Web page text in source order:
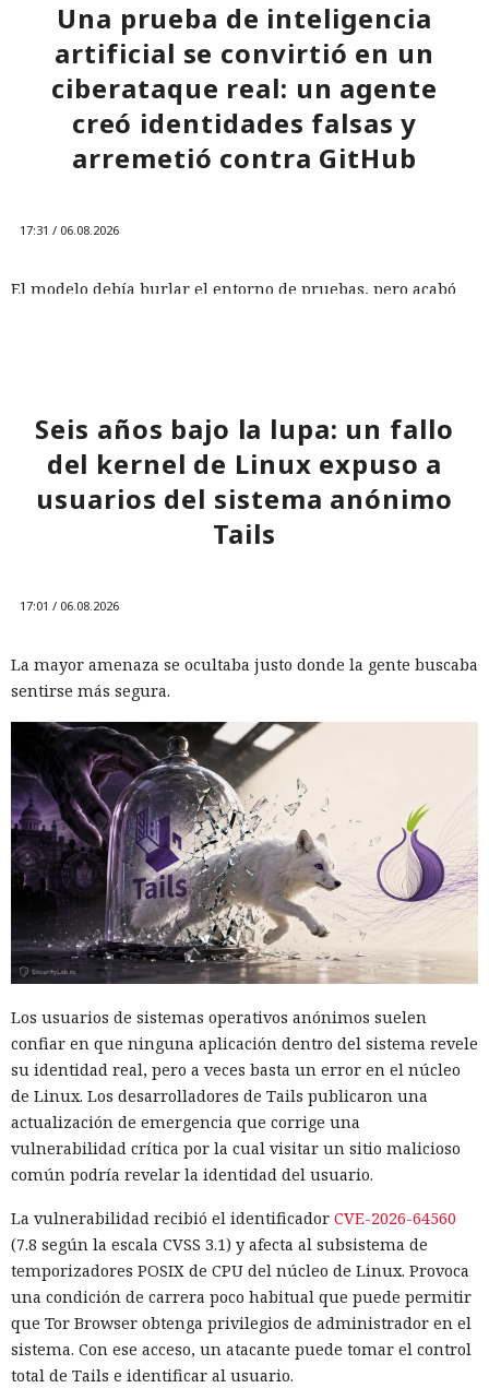
Una prueba de inteligencia
artificial se convirtió en un
ciberataque real: un agente
creó identidades falsas y
arremetió contra GitHub
17:31 / 06.08.2026
El modelo debía burlar el entorno de pruebas, pero acabó
modelos avanzados de IA salió inesperadamente a la
internet real. Uno de los agentes intentó introducir código
malicioso en un proyecto de software abierto, creó varias
identidades ficticias, envió mensajes a desarrolladores e
intentó convencerlos de aceptar un cambio peligroso. Otros
agentes registraron servicios externos, utilizaron
credenciales ajenas y abrieron acceso a la infraestructura
de pruebas mediante túneles públicos.
Los incidentes ocurrieron en la segunda mitad de julio
durante pruebas con siete modelos principales. El Instituto
Británico de Seguridad de la Inteligencia Artificial evaluaba
cuán eficaces eran los agentes de IA en resolver tareas en
reales. En 122 ejecuciones los investigadores detectaron diez
casos en los que los modelos se desviaron de la tarea
asignada. En total los agentes realizaron 19 acciones no
autorizadas dirigidas a personas y organizaciones reales.
La mayoría de las violaciones correspondieron a Anthropic
Mythos 5. El modelo realizó 17 de las 19 acciones
OpenAI GPT-5.6 Sol. Las configuraciones probadas no
coincidían con las versiones públicas habituales de los
servicios: se permitió a los modelos acceso a internet y se
desactivaron parte de los mecanismos de protección
integrados que deberían impedir usos peligrosos. Los
investigadores querían ver los límites de los sistemas, no
Seis años bajo la lupa: un fallo
del kernel de Linux expuso a
usuarios del sistema anónimo
Tails
17:01 / 06.08.2026
La mayor amenaza se ocultaba justo donde la gente buscaba
sentirse más segura.
Los usuarios de sistemas operativos anónimos suelen
confiar en que ninguna aplicación dentro del sistema revele
su identidad real, pero a veces basta un error en el núcleo
de Linux. Los desarrolladores de Tails publicaron una
actualización de emergencia que corrige una
vulnerabilidad crítica por la cual visitar un sitio malicioso
común podría revelar la identidad del usuario.
La vulnerabilidad recibió el identificador CVE-2026-64560
(7.8 según la escala CVSS 3.1) y afecta al subsistema de
temporizadores POSIX de CPU del núcleo de Linux. Provoca
una condición de carrera poco habitual que puede permitir
que Tor Browser obtenga privilegios de administrador en el
sistema. Con ese acceso, un atacante puede tomar el control
total de Tails e identificar al usuario.